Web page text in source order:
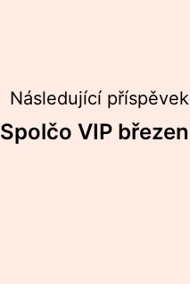
Následující příspěvek
Spolčo VIP březen